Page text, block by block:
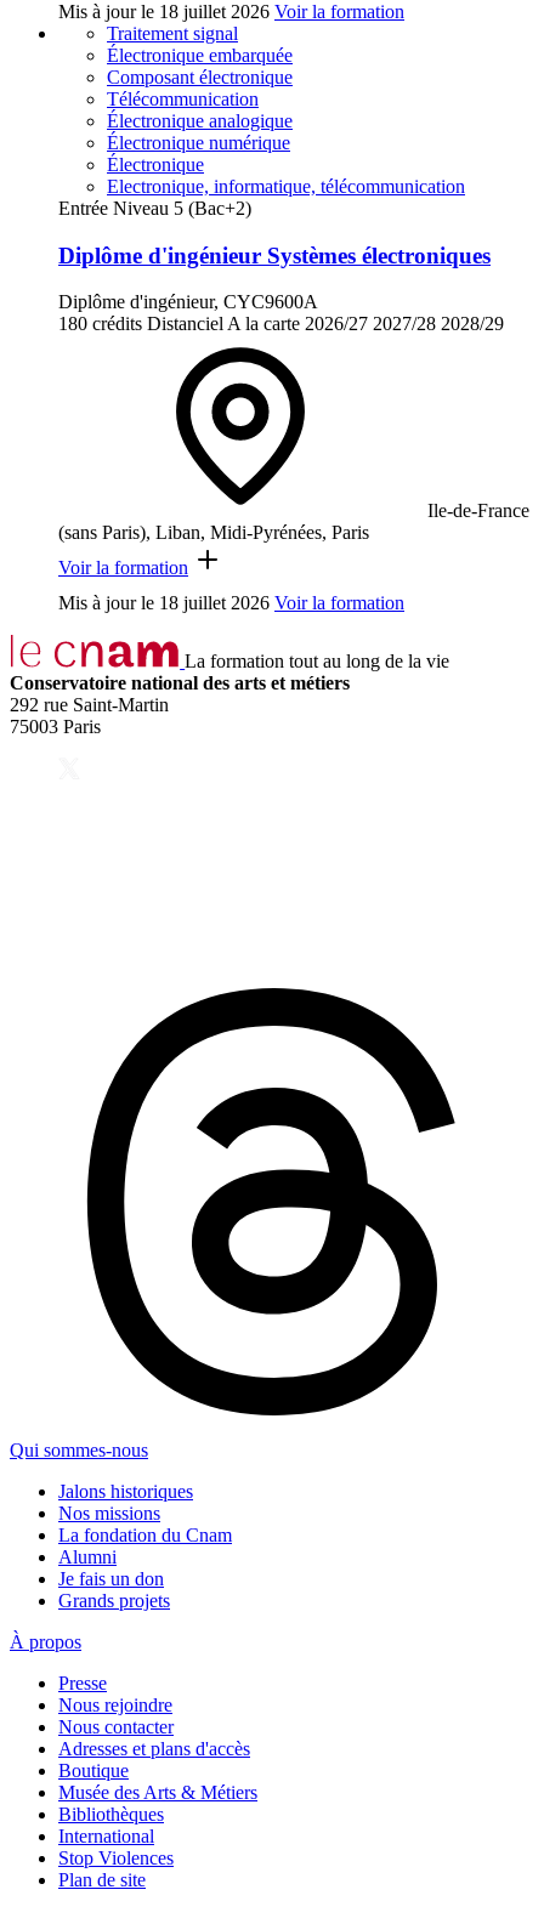
Mis à jour le 18 juillet 2026 Voir la formation
Traitement signal
Électronique embarquée
Composant électronique
Télécommunication
Électronique analogique
Électronique numérique
Électronique
Electronique, informatique, télécommunication
Entrée Niveau 5 (Bac+2)
Diplôme d'ingénieur Systèmes électroniques
Diplôme d'ingénieur, CYC9600A
180 crédits Distanciel A la carte 2026/27 2027/28 2028/29
Ile-de-France
(sans Paris), Liban, Midi-Pyrénées, Paris
Voir la formation
Mis à jour le 18 juillet 2026 Voir la formation
La formation tout au long de la vie
Conservatoire national des arts et métiers
292 rue Saint-Martin
75003 Paris
Qui sommes-nous
Jalons historiques
Nos missions
La fondation du Cnam
Alumni
Je fais un don
Grands projets
À propos
Presse
Nous rejoindre
Nous contacter
Adresses et plans d'accès
Boutique
Musée des Arts & Métiers
Bibliothèques
International
Stop Violences
Plan de site